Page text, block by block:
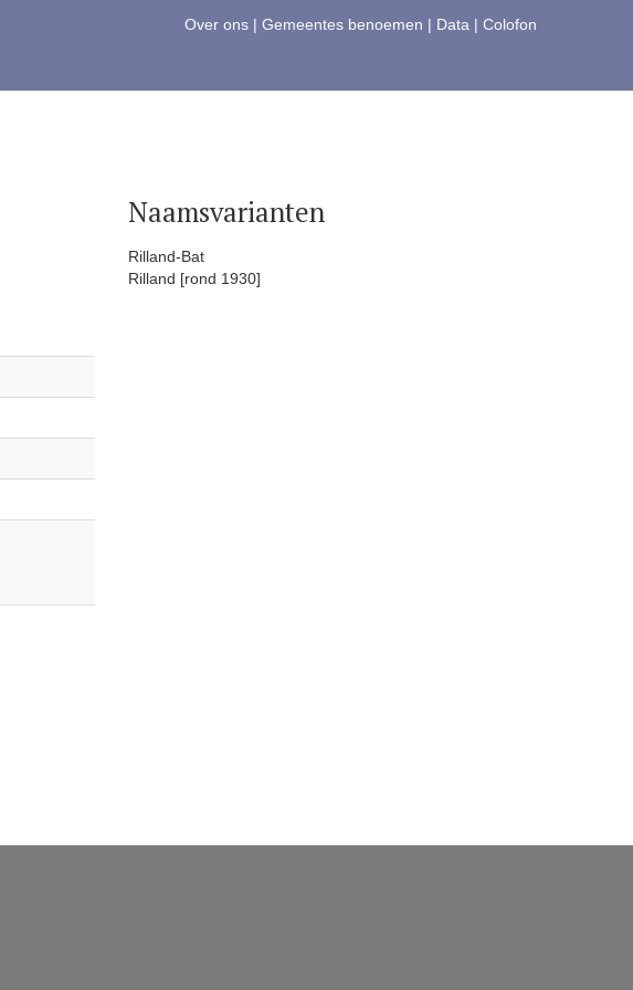
Over ons | Gemeentes benoemen | Data | Colofon
Naamsvarianten
Rilland-Bat
Rilland [rond 1930]